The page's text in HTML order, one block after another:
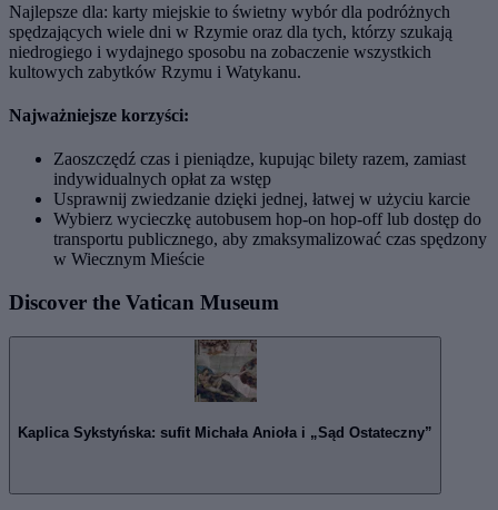
Najlepsze dla: karty miejskie to świetny wybór dla podróżnych
spędzających wiele dni w Rzymie oraz dla tych, którzy szukają
niedrogiego i wydajnego sposobu na zobaczenie wszystkich
kultowych zabytków Rzymu i Watykanu.
Najważniejsze korzyści:
Zaoszczędź czas i pieniądze, kupując bilety razem, zamiast
indywidualnych opłat za wstęp
Usprawnij zwiedzanie dzięki jednej, łatwej w użyciu karcie
Wybierz wycieczkę autobusem hop-on hop-off lub dostęp do
transportu publicznego, aby zmaksymalizować czas spędzony
w Wiecznym Mieście
Discover the Vatican Museum
Kaplica Sykstyńska: sufit Michała Anioła i „Sąd Ostateczny”